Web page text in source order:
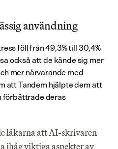
användning
föll från 49,3% till 30,4%
också att de kände sig mer
mer närvarande med
att Tandem hjälpte dem att
förbättrade deras
läkarna att AI-skrivaren
ihåg viktiga aspekter av